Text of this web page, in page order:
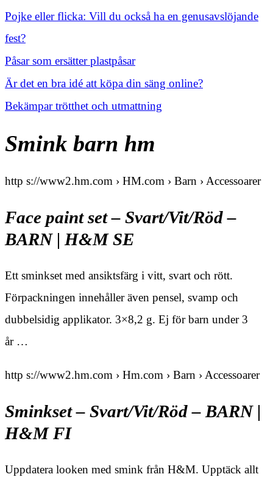
Pojke eller flicka: Vill du också ha en genusavslöjande
fest?
Påsar som ersätter plastpåsar
Är det en bra idé att köpa din säng online?
Bekämpar trötthet och utmattning
Smink barn hm
http s://www2.hm.com › HM.com › Barn › Accessoarer
Face paint set – Svart/Vit/Röd –
BARN | H&M SE
Ett sminkset med ansiktsfärg i vitt, svart och rött.
Förpackningen innehåller även pensel, svamp och
dubbelsidig applikator. 3×8,2 g. Ej för barn under 3
år …
http s://www2.hm.com › Hm.com › Barn › Accessoarer
Sminkset – Svart/Vit/Röd – BARN |
H&M FI
Uppdatera looken med smink från H&M. Upptäck allt